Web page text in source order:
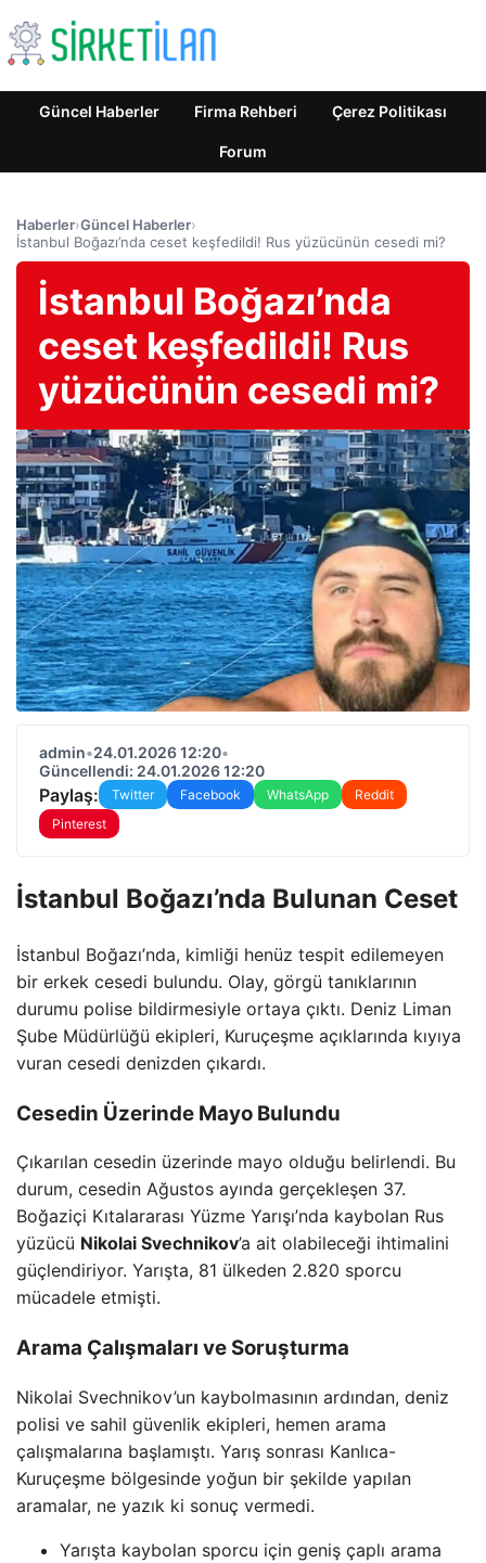
Güncel Haberler Firma Rehberi Çerez Politikası
Forum
Haberler›Güncel Haberler›
İstanbul Boğazı’nda ceset keşfedildi! Rus yüzücünün cesedi mi?
İstanbul Boğazı’nda
ceset keşfedildi! Rus
yüzücünün cesedi mi?
admin•24.01.2026 12:20•
Güncellendi: 24.01.2026 12:20
Paylaş: Twitter Facebook WhatsApp
Reddit
Pinterest
İstanbul Boğazı’nda Bulunan Ceset
İstanbul Boğazı’nda, kimliği henüz tespit edilemeyen
bir erkek cesedi bulundu. Olay, görgü tanıklarının
durumu polise bildirmesiyle ortaya çıktı. Deniz Liman
Şube Müdürlüğü ekipleri, Kuruçeşme açıklarında kıyıya
vuran cesedi denizden çıkardı.
Cesedin Üzerinde Mayo Bulundu
Çıkarılan cesedin üzerinde mayo olduğu belirlendi. Bu
durum, cesedin Ağustos ayında gerçekleşen 37.
Boğaziçi Kıtalararası Yüzme Yarışı’nda kaybolan Rus
yüzücü Nikolai Svechnikov’a ait olabileceği ihtimalini
güçlendiriyor. Yarışta, 81 ülkeden 2.820 sporcu
mücadele etmişti.
Arama Çalışmaları ve Soruşturma
Nikolai Svechnikov’un kaybolmasının ardından, deniz
polisi ve sahil güvenlik ekipleri, hemen arama
çalışmalarına başlamıştı. Yarış sonrası Kanlıca-
Kuruçeşme bölgesinde yoğun bir şekilde yapılan
aramalar, ne yazık ki sonuç vermedi.
Yarışta kaybolan sporcu için geniş çaplı arama